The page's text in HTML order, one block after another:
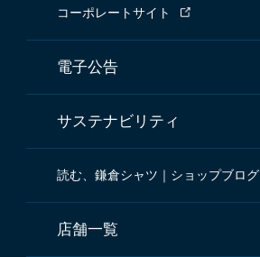
コーポレートサイト
電子公告
サステナビリティ
読む、鎌倉シャツ｜ショップブログ
店舗一覧